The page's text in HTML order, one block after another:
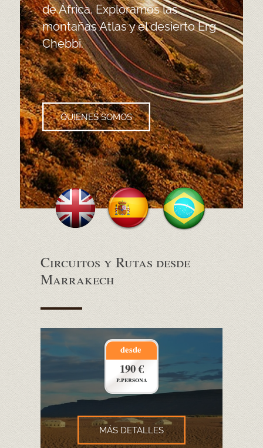
de África. Exploramos las
montañas Atlas y el desierto Erg
Chebbi.
QUIENES SOMOS
Circuitos y Rutas desde
Marrakech
MÁS DETALLES
desde
190 €
p.persona